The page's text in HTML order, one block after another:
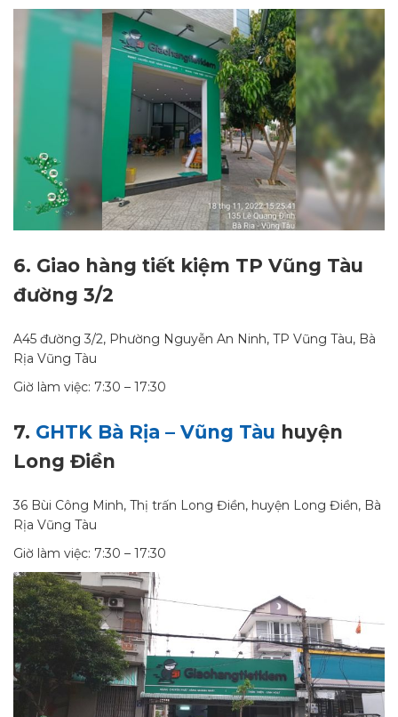
6. Giao hàng tiết kiệm TP Vũng Tàu
đường 3/2
A45 đường 3/2, Phường Nguyễn An Ninh, TP Vũng Tàu, Bà
Rịa Vũng Tàu
Giờ làm việc: 7:30 – 17:30
7. GHTK Bà Rịa – Vũng Tàu huyện
Long Điền
36 Bùi Công Minh, Thị trấn Long Điền, huyện Long Điền, Bà
Rịa Vũng Tàu
Giờ làm việc: 7:30 – 17:30